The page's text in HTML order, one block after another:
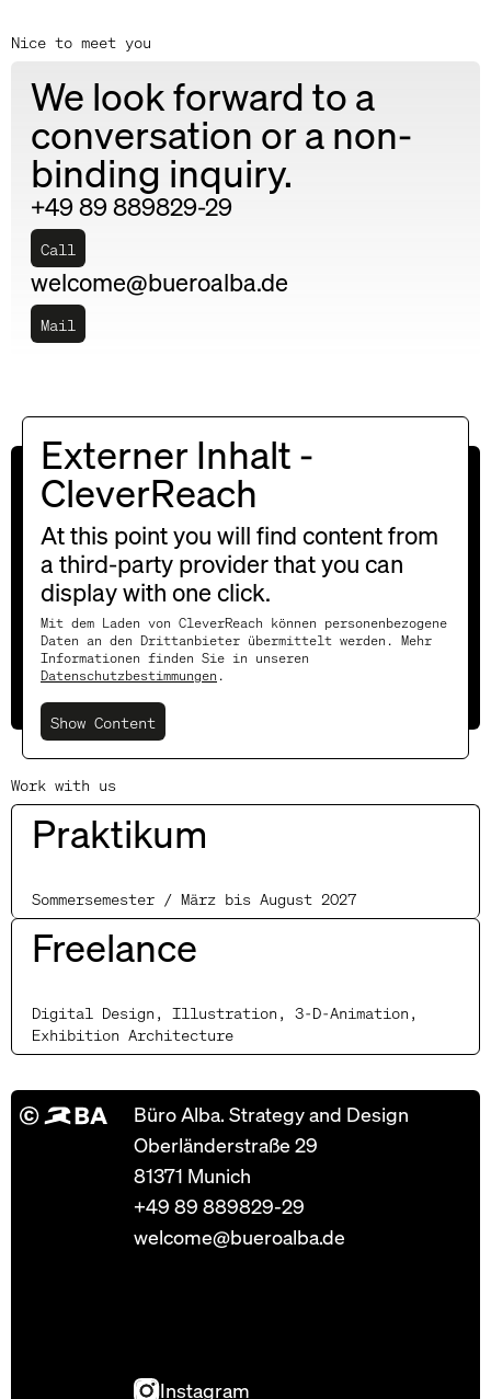
Nice to meet you
We look forward to a
conversation or a non-
binding inquiry.
+49 89 889829-29
Call
welcome@bueroalba.de
Mail
For insights and friendly
Christmas greetings,
please enter here!
Externer Inhalt -
CleverReach
At this point you will find content from
a third-party provider that you can
display with one click.
Mit dem Laden von CleverReach können personenbezogene
Daten an den Drittanbieter übermittelt werden. Mehr
Informationen finden Sie in unseren
Datenschutzbestimmungen .
Show Content
Work with us
Praktikum
Sommersemester / März bis August 2027
Freelance
Digital Design, Illustration, 3-D-Animation,
Exhibition Architecture
Büro Alba. Strategy and Design
Oberländerstraße 29
81371 Munich
+49 89 889829-29
welcome@bueroalba.de
Instagram